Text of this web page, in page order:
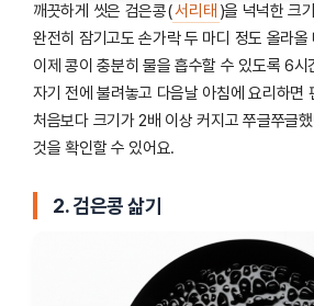
깨끗하게 씻은 검은콩(서리태 )을 넉넉한 크
완전히 잠기고도 손가락 두 마디 정도 올라올
이제 콩이 충분히 물을 흡수할 수 있도록 6시
자기 전에 불려놓고 다음날 아침에 요리하면
처음보다 크기가 2배 이상 커지고 쭈글쭈글
것을 확인할 수 있어요.
2. 검은콩 삶기